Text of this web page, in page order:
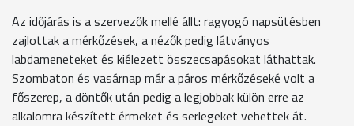
Az időjárás is a szervezők mellé állt: ragyogó napsütésben
zajlottak a mérkőzések, a nézők pedig látványos
labdameneteket és kiélezett összecsapásokat láthattak.
Szombaton és vasárnap már a páros mérkőzéseké volt a
főszerep, a döntők után pedig a legjobbak külön erre az
alkalomra készített érmeket és serlegeket vehettek át.